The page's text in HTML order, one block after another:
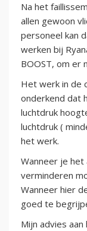
Na het
allen gewoon
personeel kan
werken bij
BOOST, om er
Het werk in de
onderkend dat
luchtdruk
luchtdruk (
het werk.
Wanneer je het
verminderen
Wanneer hier
goed te
Mijn advies